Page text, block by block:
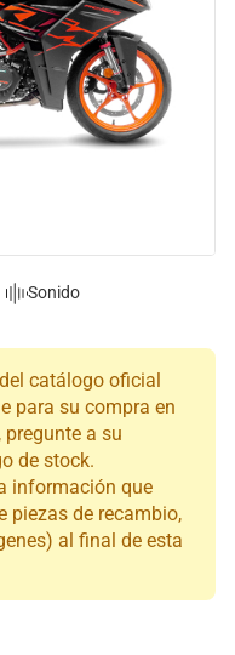
catálogo oficial
para su compra en
a su
de stock.
información que
piezas de recambio,
al final de esta
Sonido